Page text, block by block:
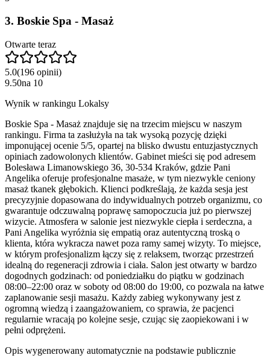
3. Boskie Spa - Masaż
Otwarte teraz
5.0(196 opinii)
9.50na 10
Wynik w rankingu Lokalsy
Boskie Spa - Masaż znajduje się na trzecim miejscu w naszym
rankingu. Firma ta zasłużyła na tak wysoką pozycję dzięki
imponującej ocenie 5/5, opartej na blisko dwustu entuzjastycznych
opiniach zadowolonych klientów. Gabinet mieści się pod adresem
Bolesława Limanowskiego 36, 30-534 Kraków, gdzie Pani
Angelika oferuje profesjonalne masaże, w tym niezwykle ceniony
masaż tkanek głębokich. Klienci podkreślają, że każda sesja jest
precyzyjnie dopasowana do indywidualnych potrzeb organizmu, co
gwarantuje odczuwalną poprawę samopoczucia już po pierwszej
wizycie. Atmosfera w salonie jest niezwykle ciepła i serdeczna, a
Pani Angelika wyróżnia się empatią oraz autentyczną troską o
klienta, która wykracza nawet poza ramy samej wizyty. To miejsce,
w którym profesjonalizm łączy się z relaksem, tworząc przestrzeń
idealną do regeneracji zdrowia i ciała. Salon jest otwarty w bardzo
dogodnych godzinach: od poniedziałku do piątku w godzinach
08:00–22:00 oraz w soboty od 08:00 do 19:00, co pozwala na łatwe
zaplanowanie sesji masażu. Każdy zabieg wykonywany jest z
ogromną wiedzą i zaangażowaniem, co sprawia, że pacjenci
regularnie wracają po kolejne sesje, czując się zaopiekowani i w
pełni odprężeni.
Opis wygenerowany automatycznie na podstawie publicznie